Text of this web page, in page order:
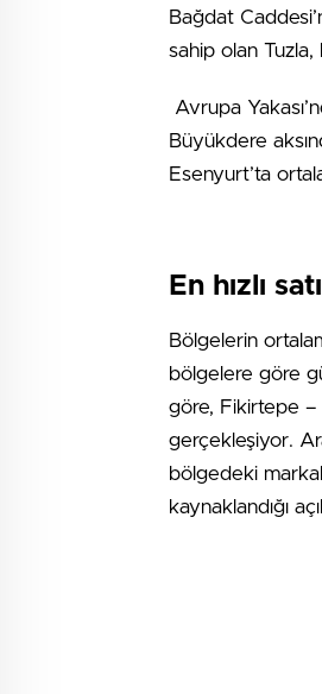
Bağdat
sahip olan
Avrupa
Büyükdere
Esenyurt’ta
En hızlı
Bölgelerin
bölgelere göre
göre, Fikirtepe –
gerçekleşiyor.
bölgedeki
kaynaklandığı